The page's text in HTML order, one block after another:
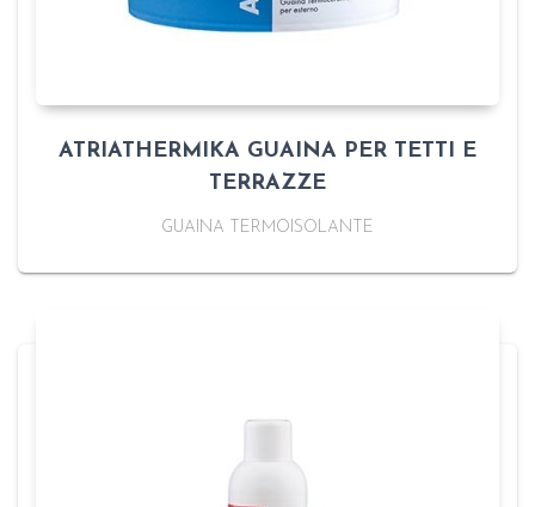
ATRIATHERMIKA GUAINA PER TETTI E
TERRAZZE
GUAINA TERMOISOLANTE